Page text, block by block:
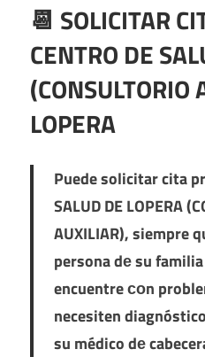
📆 SOLICITAR
CENTRO DE
(CONSULTORIO
LOPERA
Puede solicitar cita
SALUD DE LOPERA
AUXILIAR), siempre
persona dе su
encuentre сοn
necesiten
su médico dе